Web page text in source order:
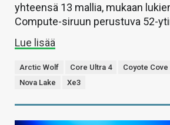
yhteensä 13 mallia, mukaan
Compute-siruun perustuva 52-
Lue lisää
Arctic Wolf Core Ultra 4 Coyote Cove
Nova Lake
Xe3